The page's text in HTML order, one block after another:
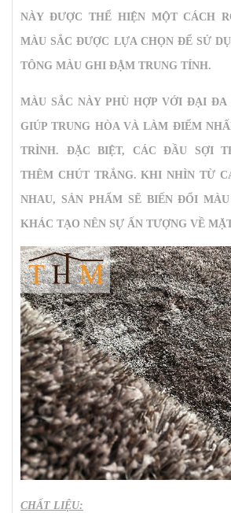
NÀY ĐƯỢC THỂ HIỆN MỘT CÁCH
MÀU SẮC ĐƯỢC LỰA CHỌN ĐỂ SỬ
TÔNG MÀU GHI ĐẬM TRUNG TÍNH.
MÀU SẮC NÀY PHÙ HỢP VỚI ĐẠI ĐA
GIÚP TRUNG HÒA VÀ LÀM ĐIỂM
TRÌNH. ĐẶC BIỆT, CÁC ĐẦU SỢI
THÊM CHÚT TRẮNG. KHI NHÌN TỪ
NHAU, SẢN PHẨM SẼ BIẾN ĐỔI
KHÁC TẠO NÊN SỰ ẤN TƯỢNG VỀ
CHẤT LIỆU: